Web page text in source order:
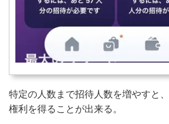
特定の人数まで招待人数を増やすと
権利を得ることが出来る。